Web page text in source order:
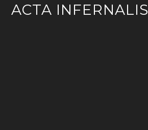
ACTA INFERNALIS